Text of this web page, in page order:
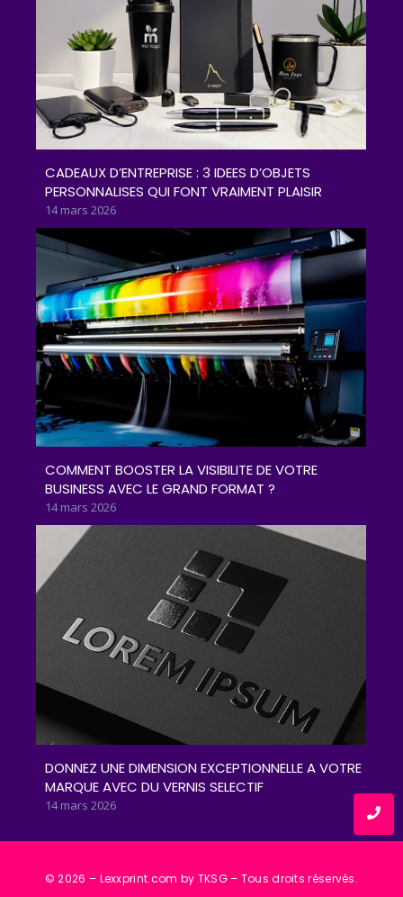
CADEAUX D’ENTREPRISE : 3 IDEES D’OBJETS
PERSONNALISES QUI FONT VRAIMENT PLAISIR
14 mars 2026
COMMENT BOOSTER LA VISIBILITE DE VOTRE
BUSINESS AVEC LE GRAND FORMAT ?
14 mars 2026
DONNEZ UNE DIMENSION EXCEPTIONNELLE A VOTRE
MARQUE AVEC DU VERNIS SELECTIF
14 mars 2026
© 2026 – Lexxprint.com by TKSG – Tous droits réservés.